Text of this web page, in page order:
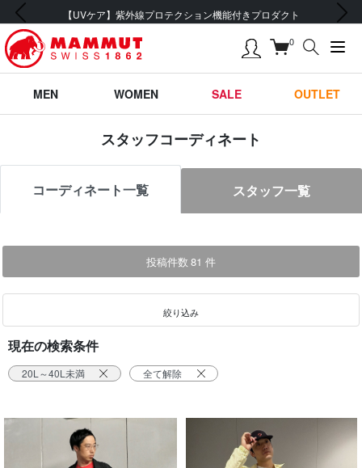
会員登録で【5,500円 (税込) 以上 送料無料】
前の画像 次の画像
0
MEN WOMEN SALE OUTLET
スタッフコーディネート
コーディネート一覧 スタッフ一覧
投稿件数 81 件
絞り込み
現在の検索条件
20L～40L未満 全て解除